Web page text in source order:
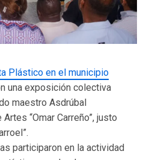
Plástico en el municipio
una exposición colectiva
maestro Asdrúbal
“Omar Carreño”, justo
participaron en la actividad